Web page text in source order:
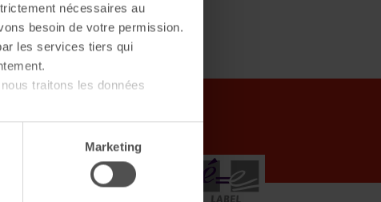
nécessaires au
besoin de votre permission.
les services tiers qui
traitons les données
Marketing